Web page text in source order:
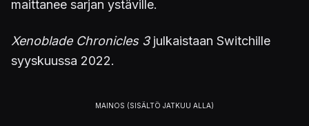
maittanee sarjan ystäville.
Xenoblade Chronicles 3julkaistaan Switchille
syyskuussa 2022.